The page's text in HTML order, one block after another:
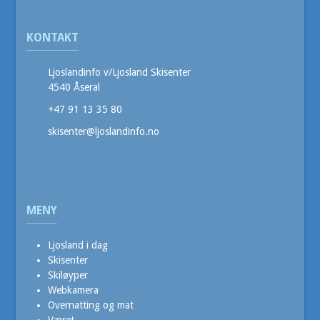
KONTAKT
Ljoslandinfo v/Ljosland Skisenter
4540 Åseral
+47 91 13 35 80
skisenter@ljoslandinfo.no
MENY
Ljosland i dag
Skisenter
Skiløyper
Webkamera
Overnatting og mat